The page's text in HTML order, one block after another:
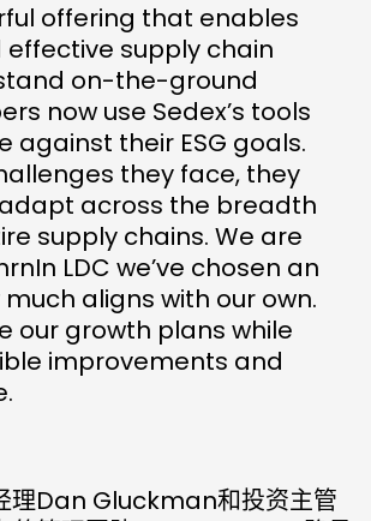
offering that enables
supply chain
on-the-ground
now use Sedex’s tools
their ESG goals.
they face, they
across the breadth
supply chains. We are
LDC we’ve chosen an
aligns with our own.
our growth plans while
improvements and
理Dan Gluckman和投资主管